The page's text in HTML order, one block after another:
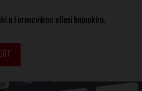
a Ferencváros elleni bajnokira.